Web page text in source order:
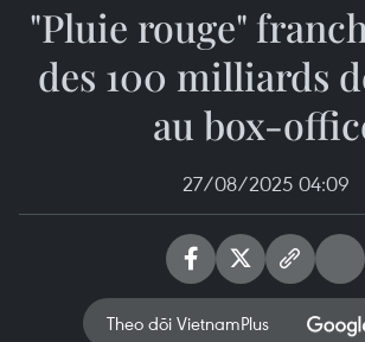
"Pluie rouge"
des 100 milliards
au box-
27/08/2025 04:09
Theo dõi VietnamPlus